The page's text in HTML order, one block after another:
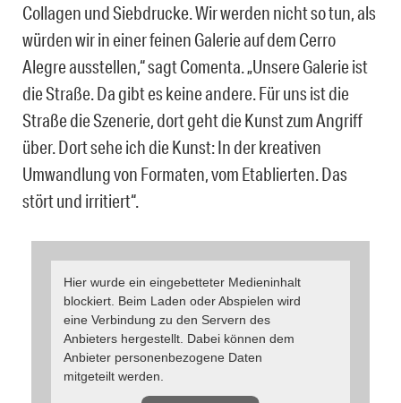
Collagen und Siebdrucke. Wir werden nicht so tun, als
würden wir in einer feinen Galerie auf dem Cerro
Alegre ausstellen,“ sagt Comenta. „Unsere Galerie ist
die Straße. Da gibt es keine andere. Für uns ist die
Straße die Szenerie, dort geht die Kunst zum Angriff
über. Dort sehe ich die Kunst: In der kreativen
Umwandlung von Formaten, vom Etablierten. Das
stört und irritiert“.
Hier wurde ein eingebetteter Medieninhalt
blockiert. Beim Laden oder Abspielen wird
eine Verbindung zu den Servern des
Anbieters hergestellt. Dabei können dem
Anbieter personenbezogene Daten
mitgeteilt werden.